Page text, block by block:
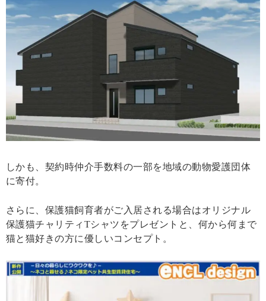
しかも、契約時仲介手数料の一部を地域の動物愛護団体
に寄付。
さらに、保護猫飼育者がご入居される場合はオリジナル
保護猫チャリティTシャツをプレゼントと、何から何まで
猫と猫好きの方に優しいコンセプト。